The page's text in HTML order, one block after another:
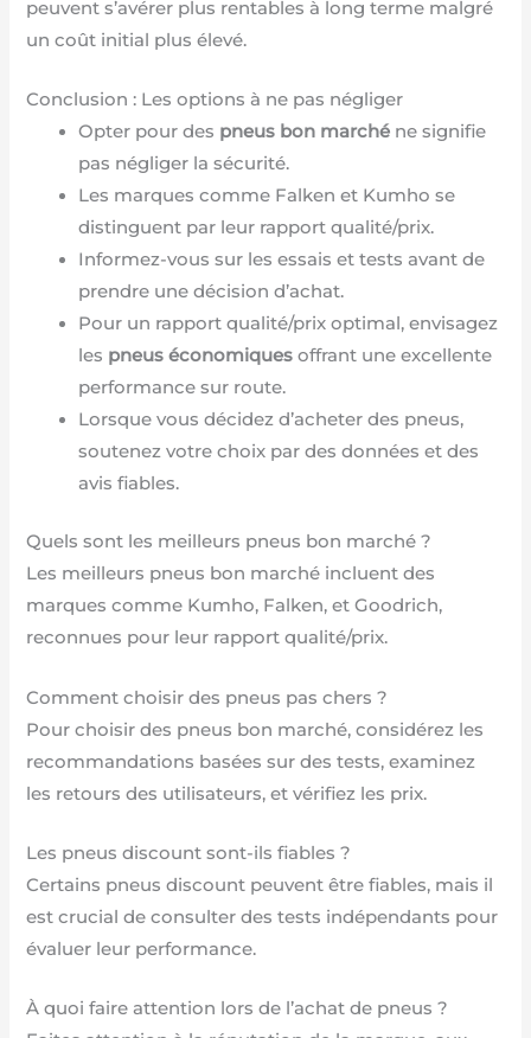
peuvent s’avérer plus rentables à long terme malgré
un coût initial plus élevé.
Conclusion : Les options à ne pas négliger
Opter pour des pneus bon marché ne signifie
pas négliger la sécurité.
Les marques comme Falken et Kumho se
distinguent par leur rapport qualité/prix.
Informez-vous sur les essais et tests avant de
prendre une décision d’achat.
Pour un rapport qualité/prix optimal, envisagez
les pneus économiques offrant une excellente
performance sur route.
Lorsque vous décidez d’acheter des pneus,
soutenez votre choix par des données et des
avis fiables.
Quels sont les meilleurs pneus bon marché ?
Les meilleurs pneus bon marché incluent des
marques comme Kumho, Falken, et Goodrich,
reconnues pour leur rapport qualité/prix.
Comment choisir des pneus pas chers ?
Pour choisir des pneus bon marché, considérez les
recommandations basées sur des tests, examinez
les retours des utilisateurs, et vérifiez les prix.
Les pneus discount sont-ils fiables ?
Certains pneus discount peuvent être fiables, mais il
est crucial de consulter des tests indépendants pour
évaluer leur performance.
À quoi faire attention lors de l’achat de pneus ?